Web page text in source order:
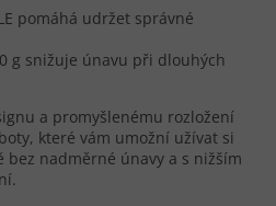
pomáhá udržet správné
g snižuje únavu při dlouhých
a promyšlenému rozložení
které vám umožní užívat si
nadměrné únavy a s nižším